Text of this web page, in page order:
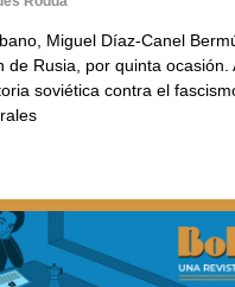
Miguel Díaz-Canel
de Rusia, por quinta ocasión.
soviética contra el